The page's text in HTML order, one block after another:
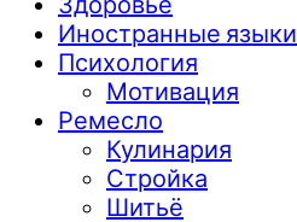
Иностранные языки
Психология
Мотивация
Ремесло
Кулинария
Стройка
Шитьё